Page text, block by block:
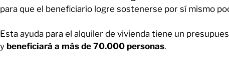
para que el beneficiario logre sostenerse por sí mismo
Esta ayuda para el alquiler de vivienda tiene un
y beneficiará a más de 70.000 personas.